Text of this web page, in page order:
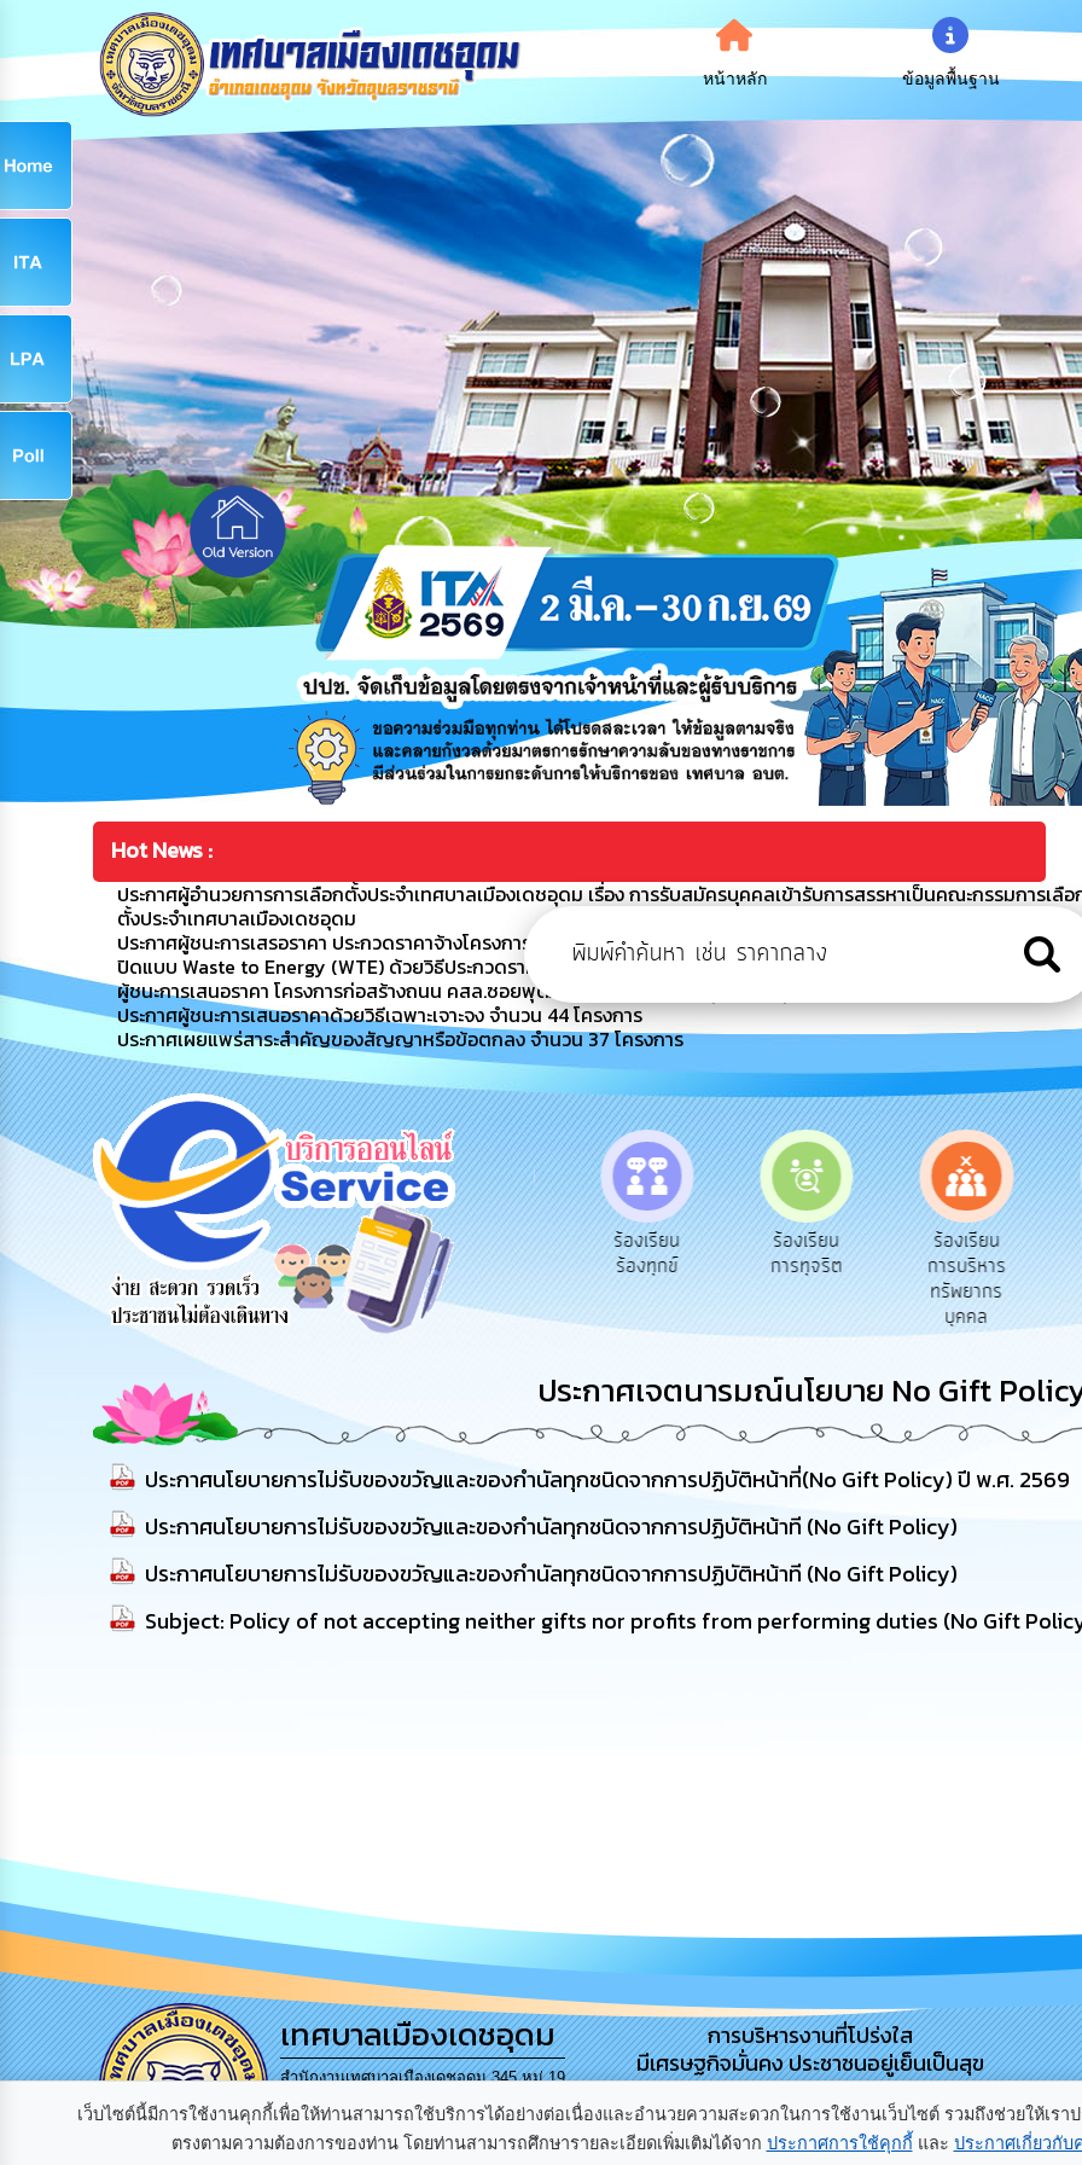
หน้าหลัก ข้อมูลพื้นฐาน
Hot News :
ประกาศผู้อำนวยการการเลือกตั้งประจำเทศบาลเมืองเดชอุดม เรื่อง การรับสมัครบุคคลเข้ารับการสรรหาเป็นคณะกรรมการเลือ
ตั้งประจำเทศบาลเมืองเดชอุดม
ประกาศผู้ชนะการเสรอราคา ประกวดราคาจ้างโครงการบริหารจัดการขยะมูลฝอยชุมชนโดยการแปรรูปเป็นพลังงานไฟฟ้าระบบ
ปิดแบบ Waste to Energy (WTE) ด้วยวิธีประกวดราคาอิเล็กทรอนิกส์ (e-bidding) (เลขที่โครงการ : 670391
ผู้ชนะการเสนอราคา โครงการก่อสร้างถนน คสล.ซอยพุฒพัน 1 (ช่วงจากซอยพุมพัน - สุดเขตทางหลวงท้องถิ่น)
ประกาศผู้ชนะการเสนอราคาด้วยวิธีเฉพาะเจาะจง จำนวน 44 โครงการ
ประกาศเผยแพร่สาระสำคัญของสัญญาหรือข้อตกลง จำนวน 37 โครงการ
ข้อมูลการ
ติดต่อ
สายด่วนผู้
บริหาร
รับฟังความ
คิดเห็น
ประชาชน
ร้องเรียน
ร้องทุกข์
ร้องเรียน
การทุจริต
ร้องเรียน
การบริหาร
ทรัพยากร
e-
บริ
ประกาศเจตนารมณ์นโยบาย No Gift
ประกาศนโยบายการไม่รับของขวัญและของกำนัลทุกชนิดจากการปฏิบัติหน้าที่(No Gift Policy) ปี พ.ศ. 2569
ประกาศนโยบายการไม่รับของขวัญและของกำนัลทุกชนิดจากการปฏิบัติหน้าที (No Gift Policy)
ประกาศนโยบายการไม่รับของขวัญและของกำนัลทุกชนิดจากการปฏิบัติหน้าที (No Gift Policy)
Subject: Policy of not accepting neither gifts nor profits from performing duties (No Gift
เว็บไซต์นี้มีการใช้งานคุกกี้เพื่อให้ท่านสามารถใช้บริการได้อย่างต่อเนื่องและอำนวยความสะดวกในการใช้งานเว็บไซต์ รวมถึงช่วยให้เรา
ตรงตามความต้องการของท่าน โดยท่านสามารถศึกษารายละเอียดเพิ่มเติมได้จาก ประกาศการใช้คุกกี้ และ ประกาศเกี่ยวกับ
เทศบาลเมืองเดชอุดม
สำนักงานเทศบาลเมืองเดชอุดม 345 หมู่ 19
ต.เมืองเดช อ.เดชอุดม จ.อุบลราชธานี
34160. โทร 045-361302 แฟกซ์. 045-
การบริหารงานที่โปร่งใส
มีเศรษฐกิจมั่นคง ประชาชนอยู่เย็นเป็นสุข